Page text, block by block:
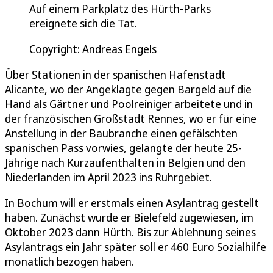
Auf einem Parkplatz des Hürth-Parks
ereignete sich die Tat.
Copyright: Andreas Engels
Über Stationen in der spanischen Hafenstadt
Alicante, wo der Angeklagte gegen Bargeld auf die
Hand als Gärtner und Poolreiniger arbeitete und in
der französischen Großstadt Rennes, wo er für eine
Anstellung in der Baubranche einen gefälschten
spanischen Pass vorwies, gelangte der heute 25-
Jährige nach Kurzaufenthalten in Belgien und den
Niederlanden im April 2023 ins Ruhrgebiet.
In Bochum will er erstmals einen Asylantrag gestellt
haben. Zunächst wurde er Bielefeld zugewiesen, im
Oktober 2023 dann Hürth. Bis zur Ablehnung seines
Asylantrags ein Jahr später soll er 460 Euro Sozialhilfe
monatlich bezogen haben.